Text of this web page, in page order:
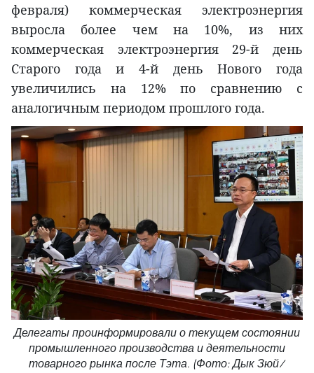
февраля) коммерческая электроэнергия
выросла более чем на 10%, из них
коммерческая электроэнергия 29-й день
Старого года и 4-й день Нового года
увеличились на 12% по сравнению с
аналогичным периодом прошлого года.
Делегаты проинформировали о текущем состоянии
промышленного производства и деятельности
товарного рынка после Тэта. (Фото: Дык Зюй/